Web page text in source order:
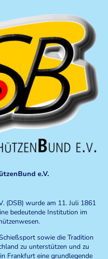
e.V.
(DSB) wurde am 11. Juli 1861
bedeutende Institution im
sowie die Tradition
zu unterstützen und zu
Frankfurt eine grundlegende